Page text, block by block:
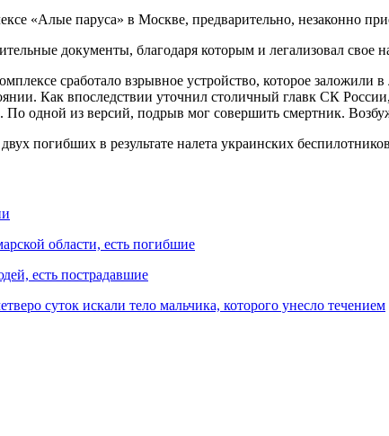
«Алые паруса» в Москве, предварительно, незаконно
документы, благодаря которым и легализовал свое
сработало взрывное устройство, которое
Как впоследствии уточнил столичный главк СК
одной из версий, подрыв мог совершить смертник.
погибших в результате налета украинских
области, есть погибшие
есть пострадавшие
суток искали тело мальчика, которого унесло течением